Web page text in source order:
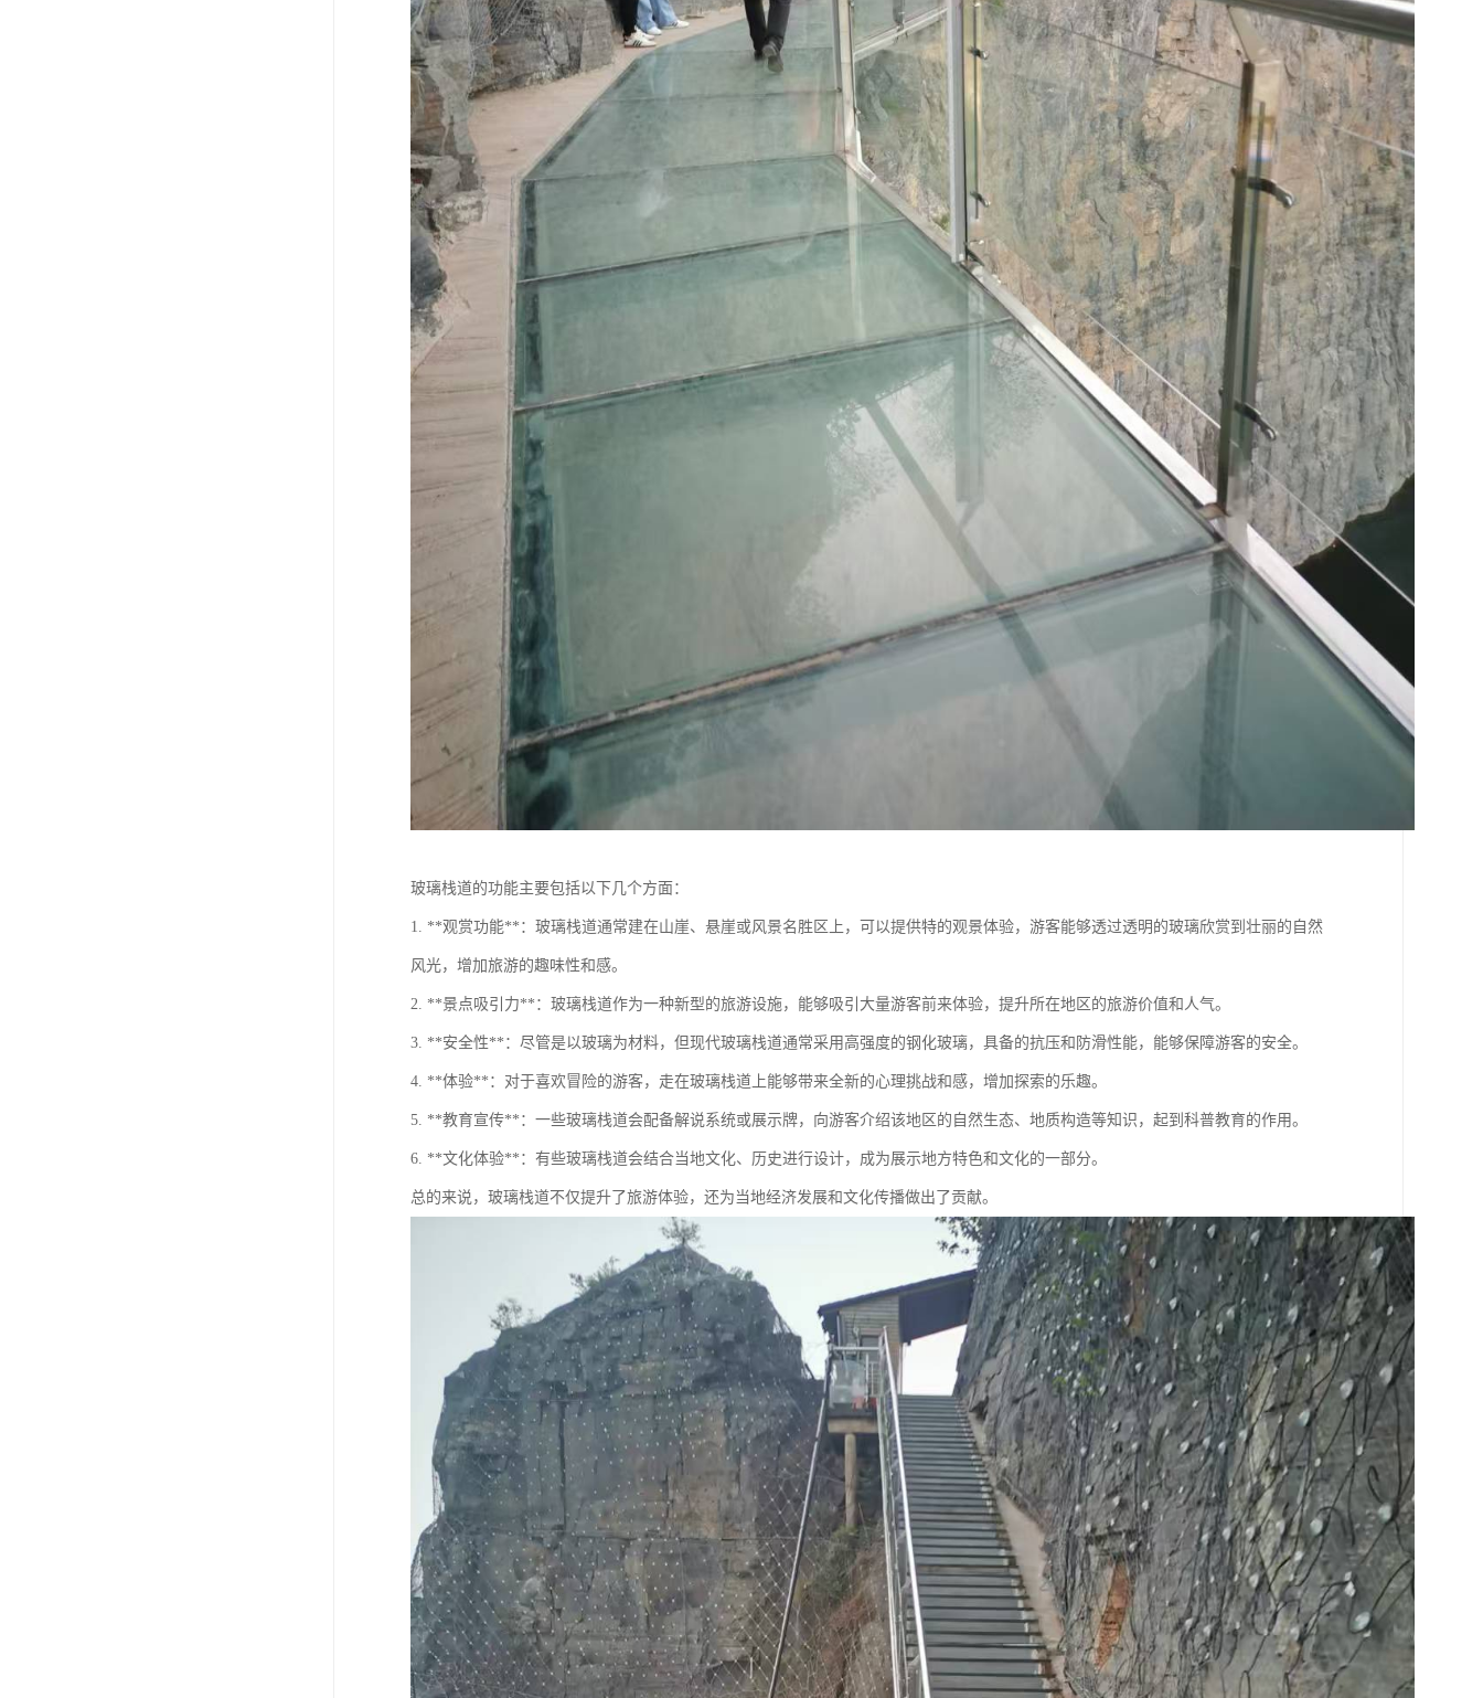
玻璃栈道的功能主要包括以下几个方面：
1. **观赏功能**：玻璃栈道通常建在山崖、悬崖或风景名胜区上，可以提供特的观景体验，游客能够透过透明的玻璃欣赏到壮丽的自然
风光，增加旅游的趣味性和感。
2. **景点吸引力**：玻璃栈道作为一种新型的旅游设施，能够吸引大量游客前来体验，提升所在地区的旅游价值和人气。
3. **安全性**：尽管是以玻璃为材料，但现代玻璃栈道通常采用高强度的钢化玻璃，具备的抗压和防滑性能，能够保障游客的安全。
4. **体验**：对于喜欢冒险的游客，走在玻璃栈道上能够带来全新的心理挑战和感，增加探索的乐趣。
5. **教育宣传**：一些玻璃栈道会配备解说系统或展示牌，向游客介绍该地区的自然生态、地质构造等知识，起到科普教育的作用。
6. **文化体验**：有些玻璃栈道会结合当地文化、历史进行设计，成为展示地方特色和文化的一部分。
总的来说，玻璃栈道不仅提升了旅游体验，还为当地经济发展和文化传播做出了贡献。